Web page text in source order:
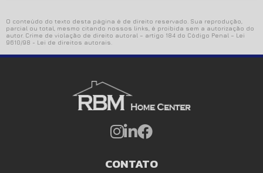
O conteúdo do texto desta página é de direito reservado. Sua reprodução,
parcial ou total, mesmo citando nossos links, é proibida sem a autorização do
autor. Crime de violação de direito autoral – artigo 184 do Código Penal – Lei
9610/98 - Lei de direitos autorais
CONTATO